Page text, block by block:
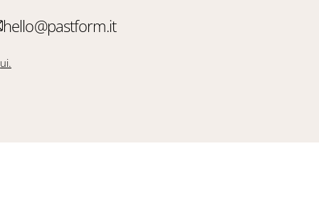
hello@pastform.it